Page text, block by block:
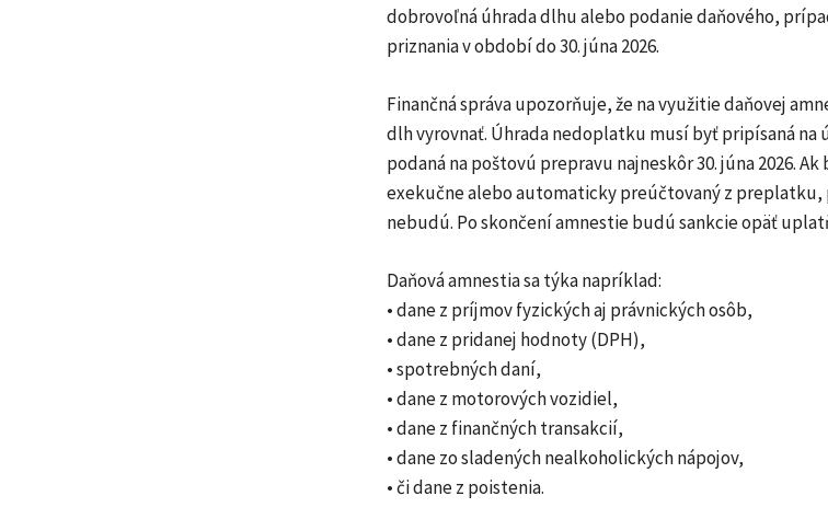
dobrovoľná úhrada dlhu alebo podanie daňového,
priznania v období do 30. júna 2026.
Finančná správa upozorňuje, že na využitie daňovej
dlh vyrovnať. Úhrada nedoplatku musí byť pripísaná na
podaná na poštovú prepravu najneskôr 30. júna 2026.
exekučne alebo automaticky preúčtovaný z
nebudú. Po skončení amnestie budú sankcie opäť
Daňová amnestia sa týka napríklad:
• dane z príjmov fyzických aj právnických osôb,
• dane z pridanej hodnoty (DPH),
• spotrebných daní,
• dane z motorových vozidiel,
• dane z finančných transakcií,
• dane zo sladených nealkoholických nápojov,
• či dane z poistenia.